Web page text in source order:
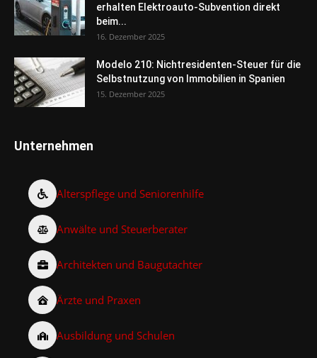
erhalten Elektroauto-Subvention direkt
beim...
16. Dezember 2025
Modelo 210: Nichtresidenten-Steuer für die
Selbstnutzung von Immobilien in Spanien
15. Dezember 2025
Unternehmen
Alterspflege und Seniorenhilfe
Anwälte und Steuerberater
Architekten und Baugutachter
Ärzte und Praxen
Ausbildung und Schulen